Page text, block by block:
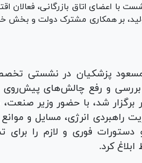
با اعضای اتاق بازرگانی، فعالان
بر همکاری مشترک دولت و بخش
پزشکیان در نشستی
بررسی و رفع چالش‌های
برگزار شد، با حضور وزیر
راهبردی انرژی، مسایل و
و دستورات فوری و لازم را
کرد.